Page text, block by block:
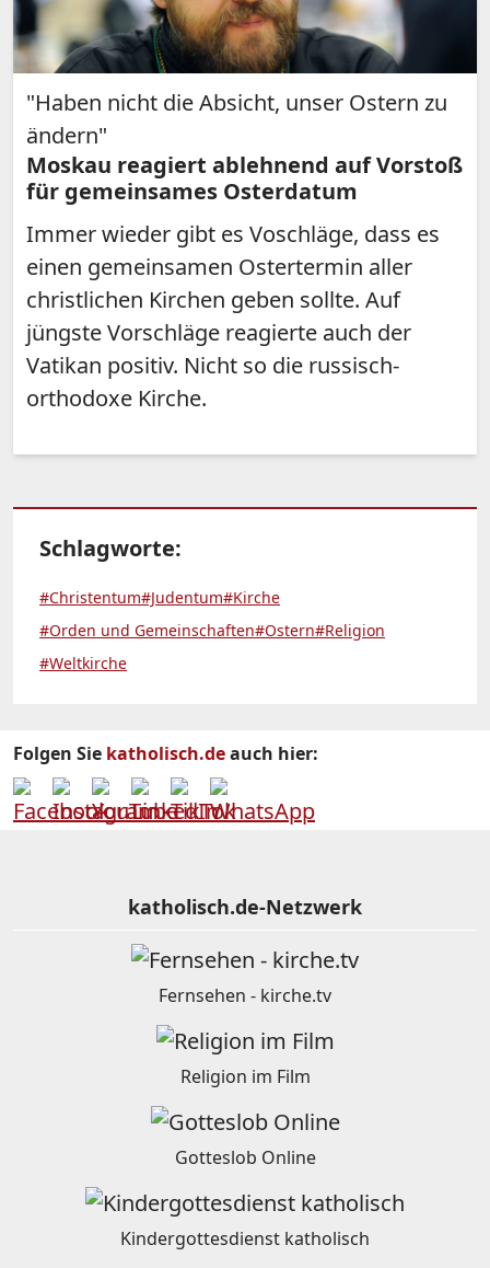
"Haben nicht die Absicht, unser Ostern zu
ändern"
Moskau reagiert ablehnend auf Vorstoß
für gemeinsames Osterdatum
Immer wieder gibt es Voschläge, dass es
einen gemeinsamen Ostertermin aller
christlichen Kirchen geben sollte. Auf
jüngste Vorschläge reagierte auch der
Vatikan positiv. Nicht so die russisch-
orthodoxe Kirche.
Schlagworte:
#Christentum#Judentum#Kirche
#Orden und Gemeinschaften#Ostern#Religion
#Weltkirche
Folgen Sie katholisch.deauch hier:
katholisch.de-Netzwerk
Fernsehen - kirche.tv
Religion im Film
Gotteslob Online
Kindergottesdienst katholisch